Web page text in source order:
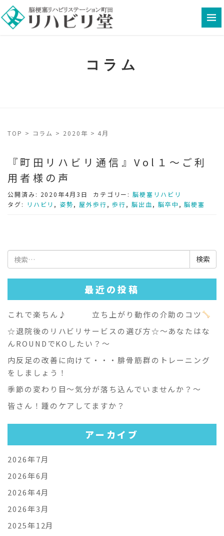
コラム
TOP > コラム > 2020年 > 4月
『町田リハビリ通信』Vol１～ご利
用者様の声
公開済み: 2020年4月3日 カテゴリー:脳梗塞リハビリ
タグ:
リハビリ , 姿勢, 屋外歩行,歩行,脳出血 , 脳卒中 ,脳梗塞
検
索:
最近の投稿
これで楽ちん♪ 立ち上がり動作の介助のコツ
☆退院後のリハビリサービスの選び方☆～あなたはな
んROUNDでKOしたい？～
内反足の改善に向けて・・・腓骨筋群のトレーニング
をしましょう！
季節の変わり目～気分が落ち込んでいませんか？～
皆さん！踵のケアしてますか？
アーカイブ
2026年7月
2026年6月
2026年4月
2026年3月
2025年12月